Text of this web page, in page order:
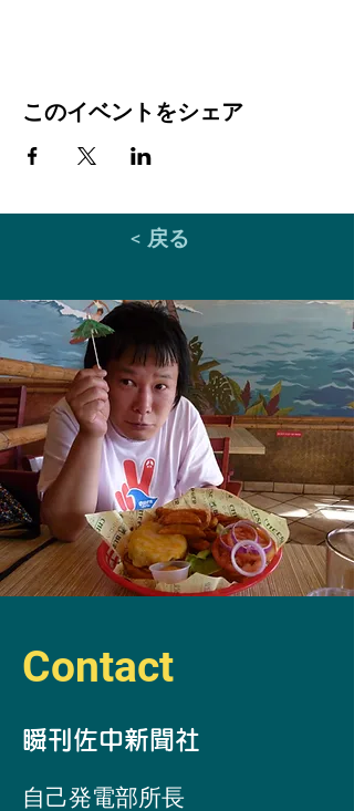
このイベントをシェア
< 戻る
Contact
​瞬刊佐中新聞社
自己発電部所長